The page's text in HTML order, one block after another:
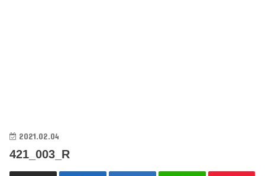
2021.02.04
421_003_R